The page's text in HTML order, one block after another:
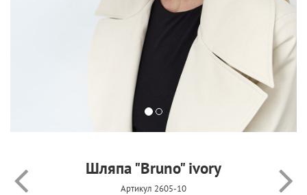
Шляпа "Bruno" ivory
Артикул 2605-10